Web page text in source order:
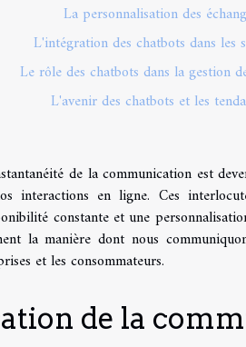
La personnalisation des
L'intégration des chatbots dans les
Le rôle des chatbots dans la gestion
L'avenir des chatbots et les
de la communication est
interactions en ligne. Ces
constante et une
la manière dont nous
et les consommateurs.
de la